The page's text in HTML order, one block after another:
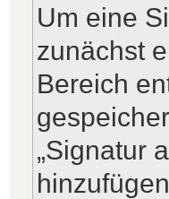
Um eine
zunächst
Bereich
„Signatur